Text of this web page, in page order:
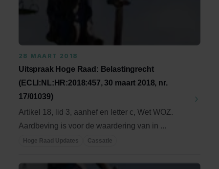
28 MAART 2018
Uitspraak Hoge Raad: Belastingrecht
(ECLI:NL:HR:2018:457, 30 maart 2018, nr.
17/01039)
Artikel 18, lid 3, aanhef en letter c, Wet WOZ.
Aardbeving is voor de waardering van in ...
Hoge Raad Updates Cassatie